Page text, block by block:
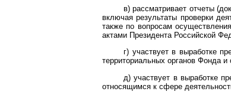
в) рассматривает отчеты
включая результаты проверки
также по вопросам
актами Президента Российской
г) участвует в выработке
территориальных органов Фонда
д) участвует в выработке
относящимся к сфере